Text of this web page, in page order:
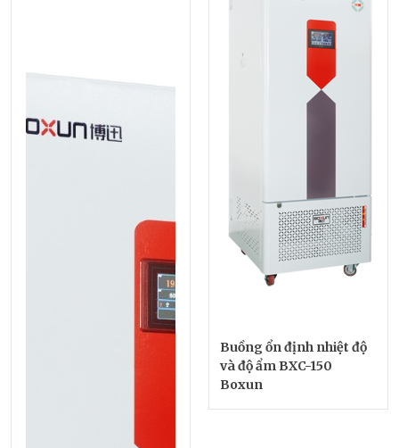
Buồng ổn định nhiệt độ
và độ ẩm BXC-150
Boxun